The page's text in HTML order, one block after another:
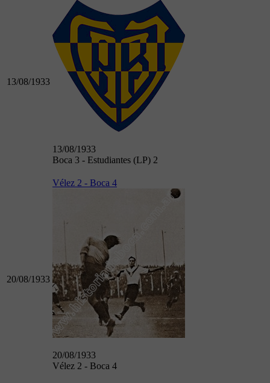
13/08/1933
13/08/1933
Boca 3 - Estudiantes (LP) 2
20/08/1933
Vélez 2 - Boca 4
20/08/1933
Vélez 2 - Boca 4